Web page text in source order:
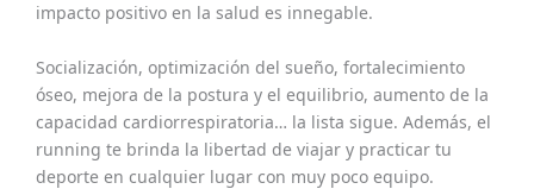
impacto positivo en la salud es innegable.
Socialización, optimización del sueño, fortalecimiento
óseo, mejora de la postura y el equilibrio, aumento de la
capacidad cardiorrespiratoria… la lista sigue. Además, el
running te brinda la libertad de viajar y practicar tu
deporte en cualquier lugar con muy poco equipo.